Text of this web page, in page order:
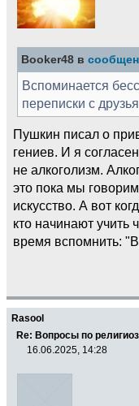
Booker48 в
Вспоминается
переписки с
Пушкин писал о
гениев. И я
не алкоголизм.
это пока мы
искусство. А вот
кто начинают учить
время вспомнить:
Rasool
Re: Вопросы по
16.06.2025, 14:28